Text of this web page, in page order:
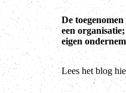
De
een
eigen
Lees het blog